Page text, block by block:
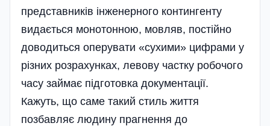
представників інже­нерного контингенту
видається монотонн­ою, мовляв, постійно
до­водиться оперувати «сухими» цифрами у
різних розрахунках, левову частку робочого
часу займає підготовка документації.
Кажуть, що саме такий стиль життя
позбавляє людину прагнення до